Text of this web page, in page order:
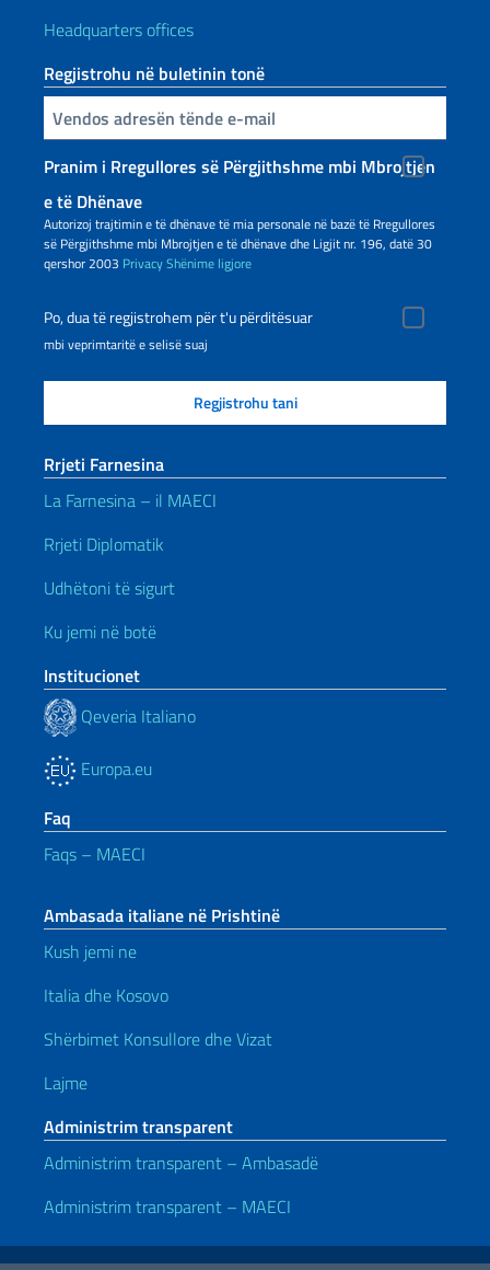
Headquarters offices
Regjistrohu në buletinin tonë
Inserisci la tua email
Pranim i Rregullores së Përgjithshme mbi Mbrojtjen
e të Dhënave
Autorizoj trajtimin e të dhënave të mia personale në bazë të Rregullores
së Përgjithshme mbi Mbrojtjen e të dhënave dhe Ligjit nr. 196, datë 30
qershor 2003 PrivacyShënime ligjore
Po, dua të regjistrohem për t'u përditësuar
mbi veprimtaritë e selisë suaj
Rrjeti Farnesina
La Farnesina – il MAECI
Rrjeti Diplomatik
Udhëtoni të sigurt
Ku jemi në botë
Institucionet
Qeveria Italiano
Europa.eu
Faq
Faqs – MAECI
Ambasada italiane në Prishtinë
Kush jemi ne
Italia dhe Kosovo
Shërbimet Konsullore dhe Vizat
Lajme
Administrim transparent
Administrim transparent – Ambasadë
Administrim transparent – MAECI